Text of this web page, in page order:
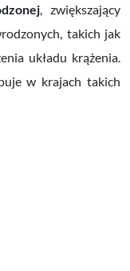
, zwiększający
takich jak
układu krążenia.
w krajach takich